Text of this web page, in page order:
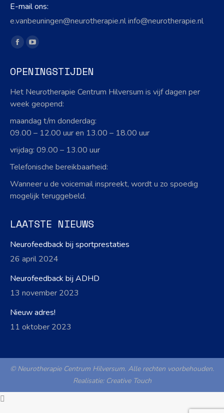
E-mail ons:
e.vanbeuningen@neurotherapie.nl info@neurotherapie.nl
Vind ons op:
Facebook
opens
in
new
YouTube
opens
new
OPENINGSTIJDEN
Het Neurotherapie Centrum Hilversum is vijf dagen per
week geopend:
maandag t/m donderdag:
09.00 – 12.00 uur en 13.00 – 18.00 uur
vrijdag: 09.00 – 13.00 uur
Telefonische bereikbaarheid:
Wanneer u de voicemail inspreekt, wordt u zo spoedig
mogelijk teruggebeld.
LAATSTE NIEUWS
Neurofeedback bij sportprestaties
26 april 2024
Neurofeedback bij ADHD
13 november 2023
Nieuw adres!
11 oktober 2023
© Neurotherapie Centrum Hilversum. Alle rechten voorbehouden.
Realisatie: Creative Touch